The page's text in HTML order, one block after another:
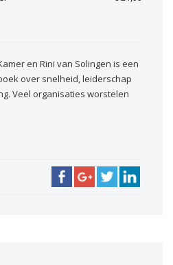
en Rini van Solingen is een
over snelheid, leiderschap
Veel organisaties worstelen